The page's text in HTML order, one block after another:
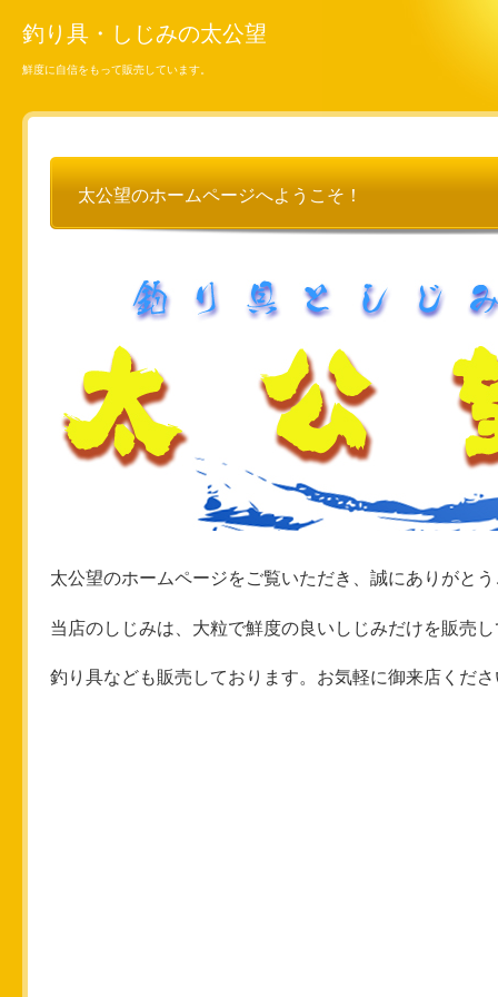
釣り具・しじみの太公望
鮮度に自信をもって販売しています。
太公望のホームページへようこそ！
太公望のホームページをご覧いただき、誠にありがと
当店のしじみは、大粒で鮮度の良いしじみだけを販売
釣り具なども販売しております。お気軽に御来店くだ